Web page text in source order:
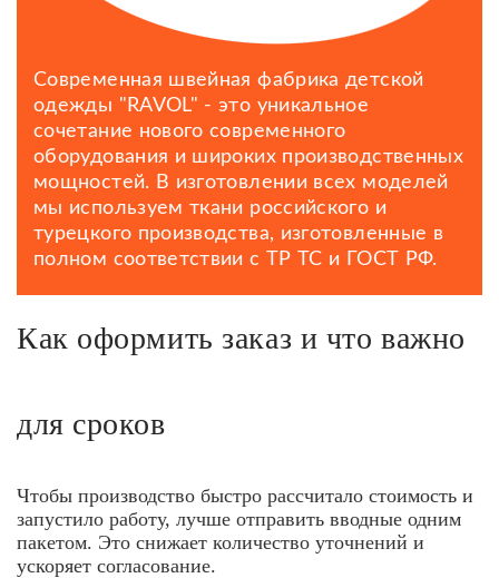
Современная швейная фабрика детской
одежды "RAVOL" - это уникальное
сочетание нового современного
оборудования и широких производственных
мощностей. В изготовлении всех моделей
мы используем ткани российского и
турецкого производства, изготовленные в
полном соответствии с ТР ТС и ГОСТ РФ.
Как оформить заказ и что важно
для сроков
Чтобы производство быстро рассчитало стоимость и
запустило работу, лучше отправить вводные одним
пакетом. Это снижает количество уточнений и
ускоряет согласование.